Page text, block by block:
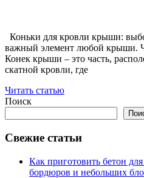
Коньки для кровли крыши:
важный элемент любой крыши.
Конек крыши – это часть,
скатной кровли, где
Читать статью
Поиск
Свежие статьи
Как приготовить бетон
бордюров и небольших